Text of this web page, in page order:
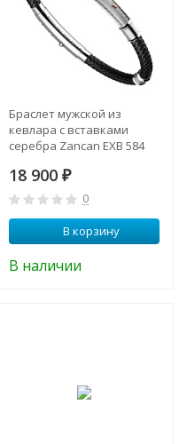
Браслет мужской из
кевлара с вставками
серебра Zancan EXB 584
18 900 ₽
0
В корзину
В наличии